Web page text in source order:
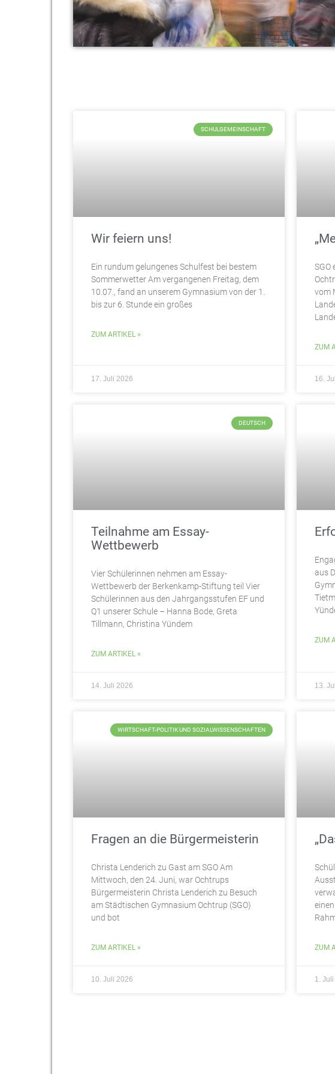
SCHULGEMEINSCHAFT
Wir feiern uns!
Ein rundum gelungenes Schulfest bei bestem
Sommerwetter Am vergangenen Freitag, dem
10.07., fand an unserem Gymnasium von der 1.
bis zur 6. Stunde ein großes
ZUM ARTIKEL »
17. Juli 2026
SGO
vom
ZUM
16.
DEUTSCH
Teilnahme am Essay-
Wettbewerb
Vier Schülerinnen nehmen am Essay-
Wettbewerb der Berkenkamp-Stiftung teil Vier
Schülerinnen aus den Jahrgangsstufen EF und
Q1 unserer Schule – Hanna Bode, Greta
Tillmann, Christina Yündem
ZUM ARTIKEL »
14. Juli 2026
aus
ZUM
13.
WIRTSCHAFT-POLITIK UND SOZIALWISSENSCHAFTEN
Fragen an die Bürgermeisterin
Christa Lenderich zu Gast am SGO Am
Mittwoch, den 24. Juni, war Ochtrups
Bürgermeisterin Christa Lenderich zu Besuch
am Städtischen Gymnasium Ochtrup (SGO)
und bot
ZUM ARTIKEL »
10. Juli 2026
ZUM
1.